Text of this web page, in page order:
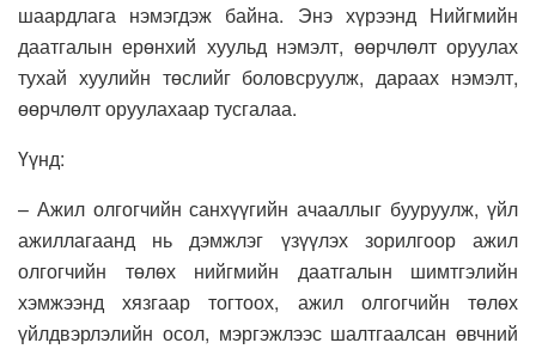
шаардлага нэмэгдэж байна. Энэ хүрээнд Нийгмийн
даатгалын ерөнхий хуульд нэмэлт, өөрчлөлт оруулах
тухай хуулийн төслийг боловсруулж, дараах нэмэлт,
өөрчлөлт оруулахаар тусгалаа.
Үүнд:
– Ажил олгогчийн санхүүгийн ачааллыг бууруулж, үйл
ажиллагаанд нь дэмжлэг үзүүлэх зорилгоор ажил
олгогчийн төлөх нийгмийн даатгалын шимтгэлийн
хэмжээнд хязгаар тогтоох, ажил олгогчийн төлөх
үйлдвэрлэлийн осол, мэргэжлээс шалтгаалсан өвчний